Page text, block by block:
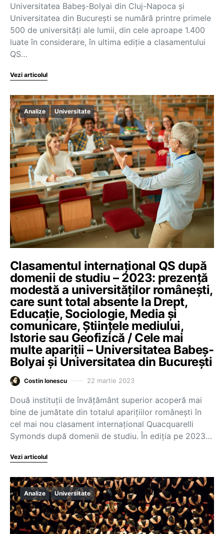
Universitatea Babeș-Bolyai din Cluj-Napoca și
Universitatea din București se numără printre primele
500 de universități ale lumii, din cele aproape 1.400
luate în considerare, în ultima ediție a clasamentului
QS…
Vezi articolul
Analize Universitate
Clasamentul internațional QS după
domenii de studiu – 2023: prezență
modestă a universităților românești,
care sunt total absente la Drept,
Educație, Sociologie, Media și
comunicare, Științele mediului,
Istorie sau Geofizică / Cele mai
multe apariții – Universitatea Babeș-
Bolyai și Universitatea din București
Costin Ionescu 22 martie 2023
Două instituții de învățământ superior acoperă mai
bine de jumătate din totalul aparițiilor românești în
cel mai nou clasament internațional Quacquarelli
Symonds după domenii de studiu. În ediția pe 2023…
Vezi articolul
Analize Universitate